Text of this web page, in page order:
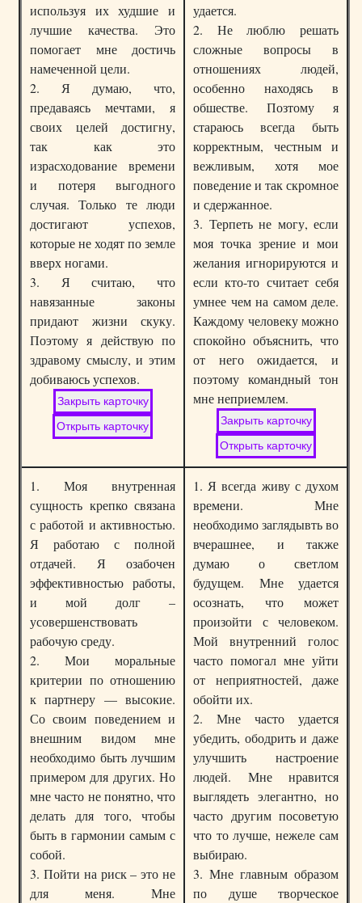
используя их худшие и
лучшие качества. Это
помогает мне достичь
намеченной цели.
2. Я думаю, что,
предаваясь мечтами, я
своих целей достигну,
так как это
израсходование времени
и потеря выгодного
случая. Только те люди
достигают успехов,
которые не ходят по земле
вверх ногами.
3. Я считаю, что
навязанные законы
придают жизни скуку.
Поэтому я действую по
здравому смыслу, и этим
добиваюсь успехов.
удается.
2. Не люблю решать
сложные вопросы в
отношениях людей,
особенно находясь в
обшестве. Позтому я
стараюсь всегда быть
корректным, честным и
вежливым, хотя мое
поведение и так скромное
и сдержанное.
3. Терпеть не могу, если
моя точка зрение и мои
желания игнорируются и
если кто-то считает себя
умнее чем на самом деле.
Каждому человеку можно
спокойно объяснить, что
от него ожидается, и
поэтому командный тон
мне неприемлем.
1. Моя внутренная
сущность крепко связана
с работой и активностью.
Я работаю с полной
отдачей. Я озабочен
эффективностью работы,
и мой долг –
усовершенствовать
рабочую среду.
2. Мои моральные
критерии по отношению
к партнеру — высокие.
Со своим поведением и
внешним видом мне
необходимо быть лучшим
примером для других. Но
мне часто не понятно, что
делать для того, чтобы
быть в гармонии самым с
собой.
3. Пойти на риск – это не
для меня. Мне
1. Я всегда живу с духом
времени. Мне
необходимо заглядывть во
вчерашнее, и также
думаю о светлом
будущем. Мне удается
осознать, что может
произойти с человеком.
Мой внутренний голос
часто помогал мне уйти
от неприятностей, даже
обойти их.
2. Мне часто удается
убедить, ободрить и даже
улучшить настроение
людей. Мне нравится
выглядеть элегантно, но
часто другим посоветую
что то лучше, нежеле сам
выбираю.
3. Мне главным образом
по душе творческое